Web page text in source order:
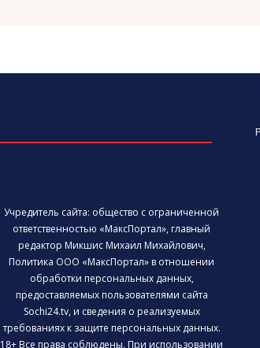
Учредитель сайта: общество с ограниченной
ответственностью «МаксПортал», главный
редактор Микшис Михаил Михайлович,
Политика ООО «МаксПортал» в отношении
обработки персональных данных,
предоставляемых пользователями сайта
Sochi24.tv, и сведения о реализуемых
требованиях к защите персональных данных.
18+ Все права соблюдены. При использовании